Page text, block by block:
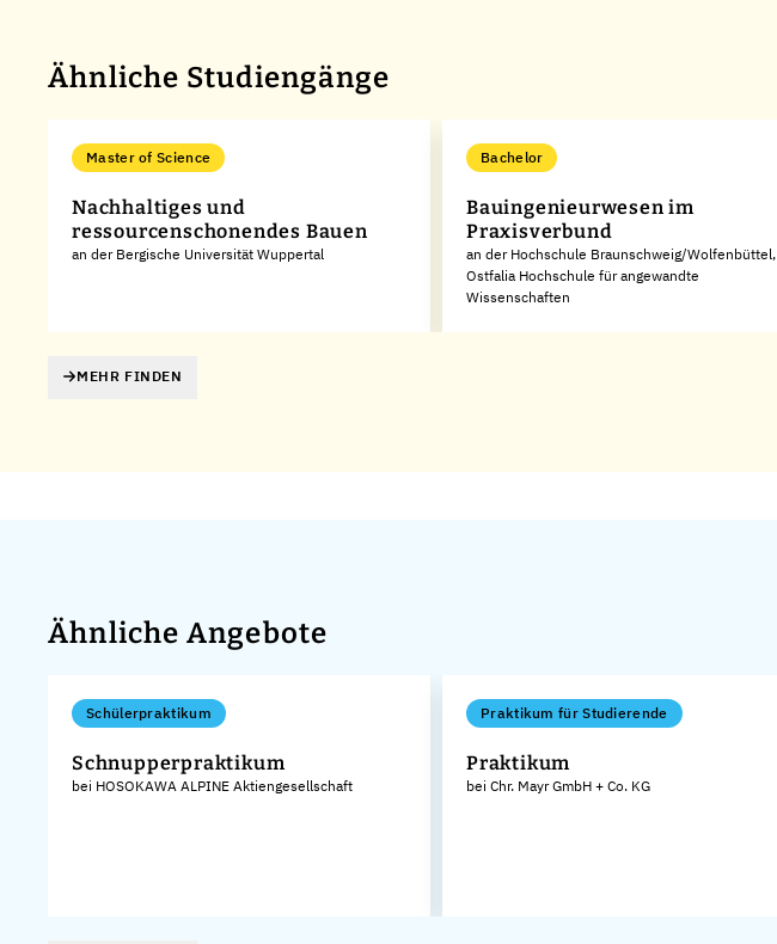
Ähnliche Studiengänge
Master of Science
Nachhaltiges und
ressourcenschonendes Bauen
an der Bergische Universität Wuppertal
Bachelor
Bauingenieurwesen im
Praxisverbund
an der Hochschule Braunschweig/Wolfenbüttel,
Ostfalia Hochschule für angewandte
Wissenschaften
MEHR FINDEN
Ähnliche Angebote
Schülerpraktikum
Schnupperpraktikum
bei HOSOKAWA ALPINE Aktiengesellschaft
Praktikum für Studierende
Praktikum
bei Chr. Mayr GmbH + Co. KG